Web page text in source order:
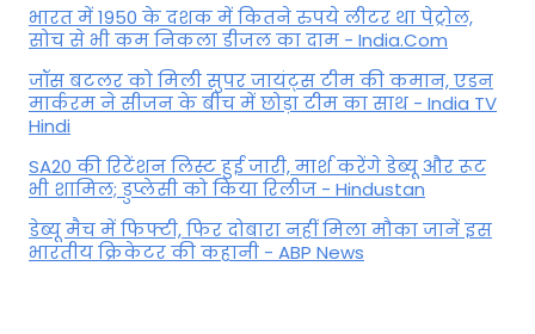
भारत में 1950 के दशक में कितने रुपये लीटर था पेट्रोल,
सोच से भी कम निकला डीजल का दाम - India.Com
जॉस बटलर को मिली सुपर जायंट्स टीम की कमान, एडन
मार्करम ने सीजन के बीच में छोड़ा टीम का साथ - India TV
Hindi
SA20 की रिटेंशन लिस्ट हुई जारी, मार्श करेंगे डेब्यू और रूट
भी शामिल; डुप्लेसी को किया रिलीज - Hindustan
डेब्यू मैच में फिफ्टी, फिर दोबारा नहीं मिला मौका जानें इस
भारतीय क्रिकेटर की कहानी - ABP News